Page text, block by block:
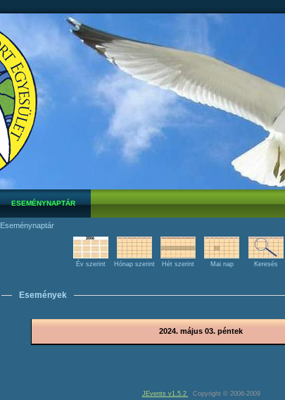
ESEMÉNYNAPTÁR
Eseménynaptár
Év szerint Hónap szerint Hét szerint Mai nap Keresés
Események
2024. május 03. péntek
JEvents v1.5.2 Copyright © 2006-2009